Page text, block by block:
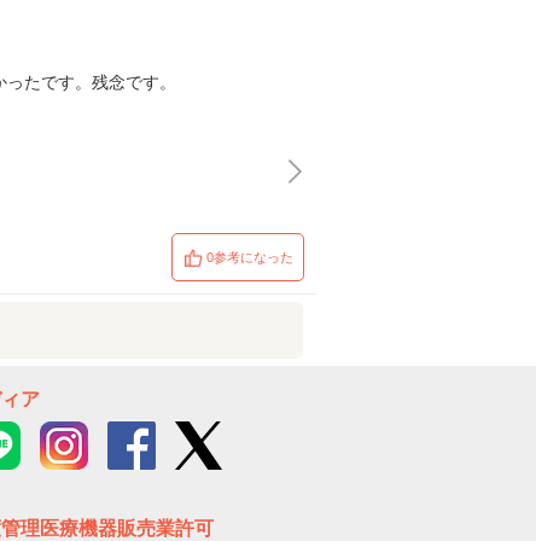
たです。残念です。
0参考になった
ア
理医療機器販売業許可